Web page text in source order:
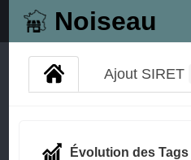
Noiseau
Ajout SIRET
Évolution des